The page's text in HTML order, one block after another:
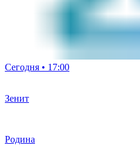
Сегодня • 17:00
Зенит
Родина